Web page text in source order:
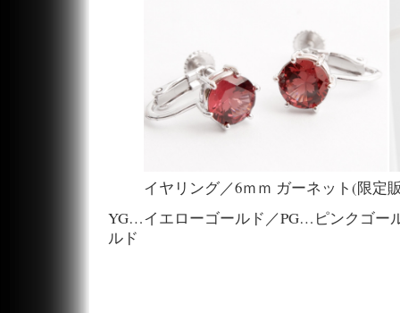
イヤリング／6ｍｍ ガーネット(限定
YG…イエローゴールド／PG…ピンクゴー
ルド